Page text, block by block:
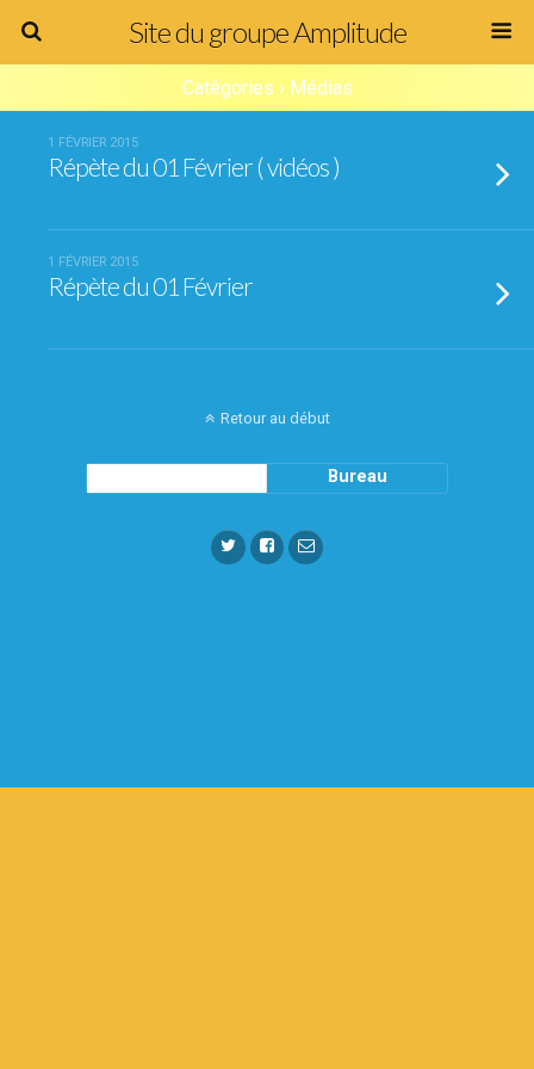
Site du groupe Amplitude
Catégories › Médias
1 FÉVRIER 2015
Répète du 01 Février ( vidéos )
1 FÉVRIER 2015
Répète du 01 Février
Retour au début
Bureau